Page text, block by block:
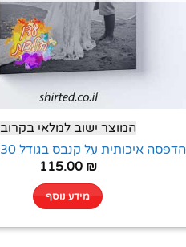
המוצר ישוב למלאי בקרוב
הדפסה איכותית על קנבס בגודל 40X30 ס"מ
115.00 ₪
מידע נוסף